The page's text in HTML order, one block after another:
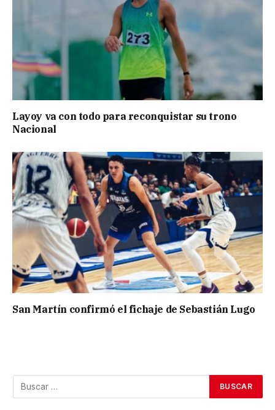
Layoy va con todo para reconquistar su trono
Nacional
San Martín confirmó el fichaje de Sebastián Lugo